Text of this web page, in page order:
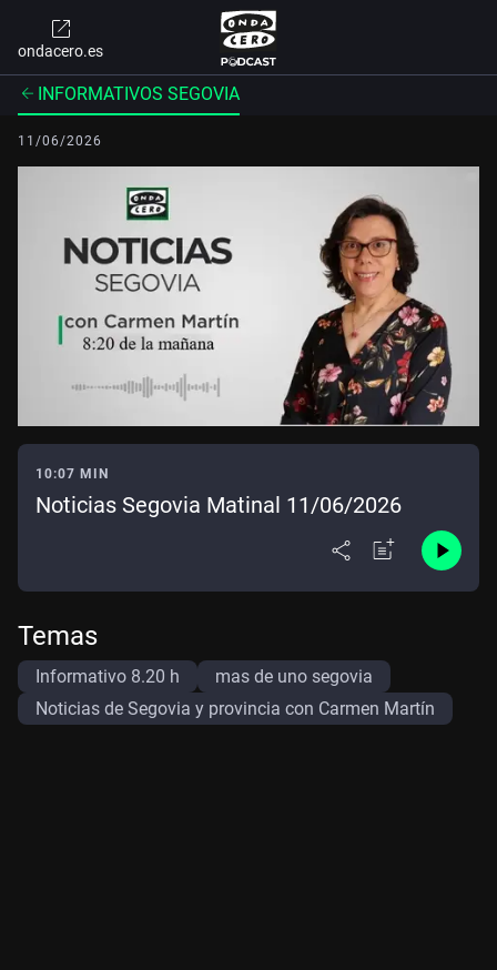
ondacero.es
INFORMATIVOS SEGOVIA
11/06/2026
10:07 MIN
Noticias Segovia Matinal 11/06/2026
Temas
Informativo 8.20 h
mas de uno segovia
Noticias de Segovia y provincia con Carmen Martín